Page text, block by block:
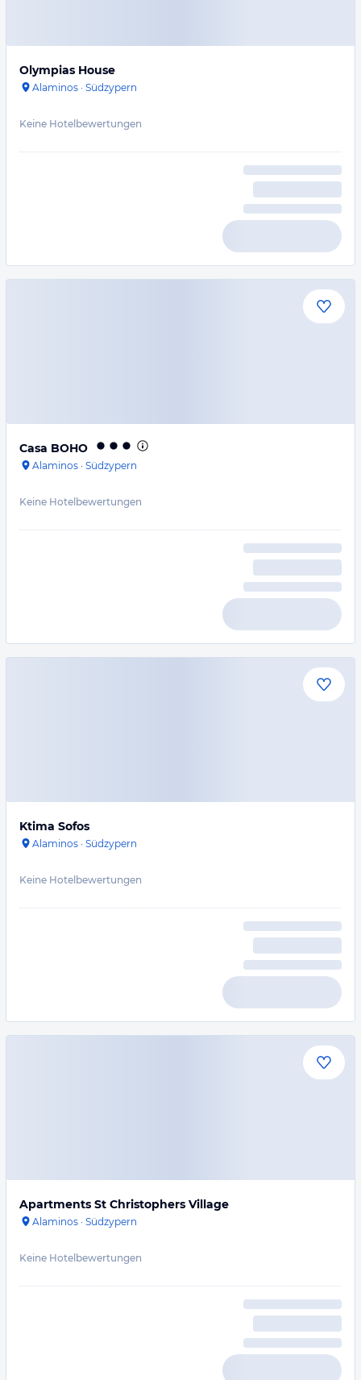
Olympias House
Alaminos · Südzypern
Keine Hotelbewertungen
Casa BOHO
Alaminos · Südzypern
Keine Hotelbewertungen
Ktima Sofos
Alaminos · Südzypern
Keine Hotelbewertungen
Apartments St Christophers Village
Alaminos · Südzypern
Keine Hotelbewertungen